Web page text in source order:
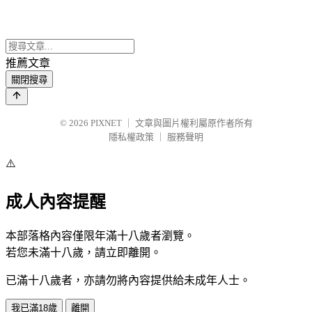
推薦文章
關閉搜尋
© 2026 PIXNET
文章與圖片權利屬原作者所有
隱私權政策
服務聲明
⚠️
成人內容提醒
本部落格內容僅限年滿十八歲者瀏覽。
若您未滿十八歲，請立即離開。
已滿十八歲者，亦請勿將內容提供給未成年人士。
我已滿18歲 離開